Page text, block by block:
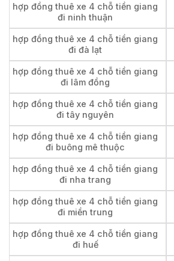
hợp đồng thuê xe 4 chỗ tiền giang
đi ninh thuận
hợp đồng thuê xe 4 chỗ tiền giang
đi đà lạt
hợp đồng thuê xe 4 chỗ tiền giang
đi lâm đồng
hợp đồng thuê xe 4 chỗ tiền giang
đi tây nguyên
hợp đồng thuê xe 4 chỗ tiền giang
đi buông mê thuộc
hợp đồng thuê xe 4 chỗ tiền giang
đi nha trang
hợp đồng thuê xe 4 chỗ tiền giang
đi miền trung
hợp đồng thuê xe 4 chỗ tiền giang
đi huế